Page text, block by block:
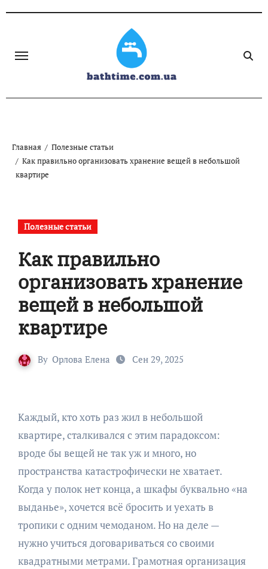
Главная
Полезные статьи
Как правильно организовать хранение вещей в небольшой
квартире
Полезные статьи
Как правильно
организовать хранение
вещей в небольшой
квартире
By Орлова Елена Сен 29, 2025
Каждый, кто хоть раз жил в небольшой
квартире, сталкивался с этим парадоксом:
вроде бы вещей не так уж и много, но
пространства катастрофически не хватает.
Когда у полок нет конца, а шкафы буквально «на
выданье», хочется всё бросить и уехать в
тропики с одним чемоданом. Но на деле —
нужно учиться договариваться со своими
квадратными метрами. Грамотная организация